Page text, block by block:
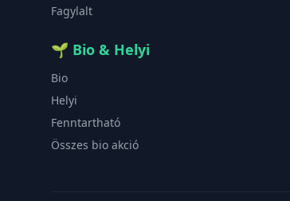
Fagylalt
🌱 Bio & Helyi
Bio
Helyi
Fenntartható
Összes bio akció